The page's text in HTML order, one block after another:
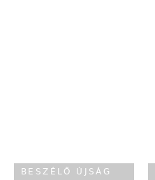
BESZÉLŐ ÚJSÁG